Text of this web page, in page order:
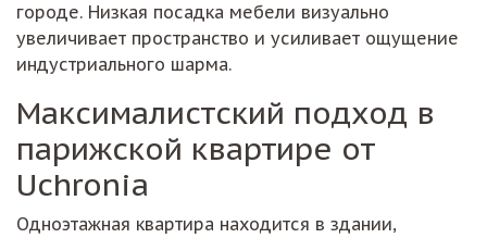
городе. Низкая посадка мебели визуально
увеличивает пространство и усиливает ощущение
индустриального шарма.
Максималистский подход в
парижской квартире от
Uchronia
Одноэтажная квартира находится в здании,